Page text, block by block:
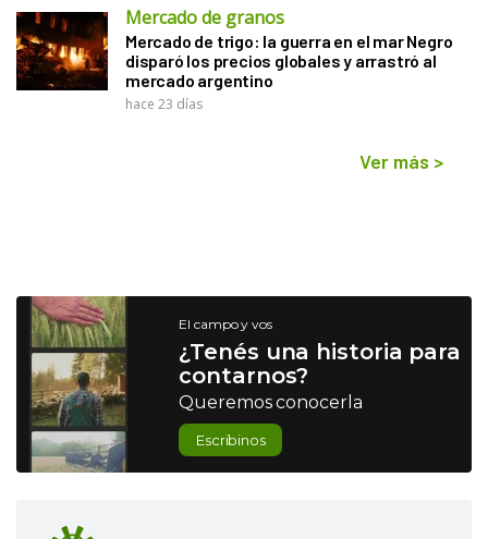
Mercado de granos
Mercado de trigo: la guerra en el mar Negro
disparó los precios globales y arrastró al
mercado argentino
hace 23 días
Ver más >
El campo y vos
¿Tenés una historia para
contarnos?
Queremos conocerla
Escribinos